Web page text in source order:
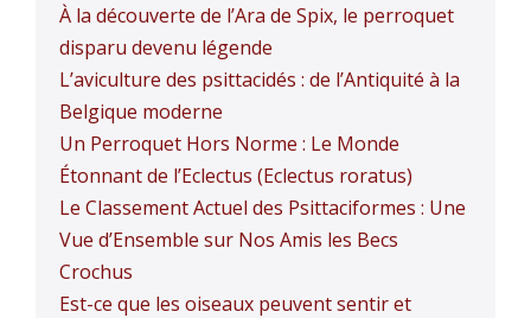
À la découverte de l’Ara de Spix, le perroquet
disparu devenu légende
L’aviculture des psittacidés : de l’Antiquité à la
Belgique moderne
Un Perroquet Hors Norme : Le Monde
Étonnant de l’Eclectus (Eclectus roratus)
Le Classement Actuel des Psittaciformes : Une
Vue d’Ensemble sur Nos Amis les Becs
Crochus
Est-ce que les oiseaux peuvent sentir et